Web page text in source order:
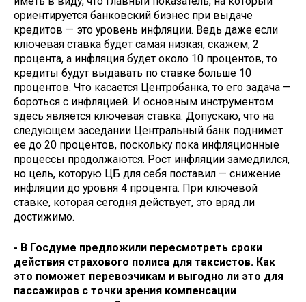
ориентируется банковский бизнес при выдаче
кредитов — это уровень инфляции. Ведь даже если
ключевая ставка будет самая низкая, скажем, 2
процента, а инфляция будет около 10 процентов, то
кредиты будут выдавать по ставке больше 10
процентов. Что касается Центробанка, то его задача —
бороться с инфляцией. И основным инструментом
здесь является ключевая ставка. Допускаю, что на
следующем заседании Центральный банк поднимет
ее до 20 процентов, поскольку пока инфляционные
процессы продолжаются. Рост инфляции замедлился,
но цель, которую ЦБ для себя поставил — снижение
инфляции до уровня 4 процента. При ключевой
ставке, которая сегодня действует, это вряд ли
достижимо.
- В Госдуме предложили пересмотреть сроки
действия страхового полиса для таксистов. Как
это поможет перевозчикам и выгодно ли это для
пассажиров с точки зрения компенсации